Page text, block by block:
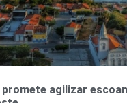
promete agilizar